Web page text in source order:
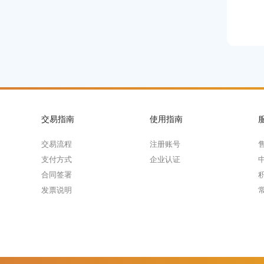
交易指南
交易流程
支付方式
合同签署
发票说明
使用指南
注册账号
企业认证